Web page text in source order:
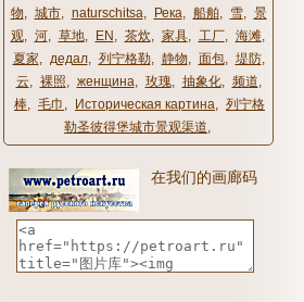
物, 城市, naturschitsa, Река, 船舶, 雪, 景
观, 河, 草地, EN , 茶炊, 家具, 工厂, 海滩,
夏家, дедал, 列宁格勒, 静物, 面包, 堤防,
云, 裸照, женщина, 玫瑰, 抽象化, 频道,
棒, 毛巾 , Историческая картина, 列宁格
勒圣彼得堡城市景观渠道,
在我们的画廊码